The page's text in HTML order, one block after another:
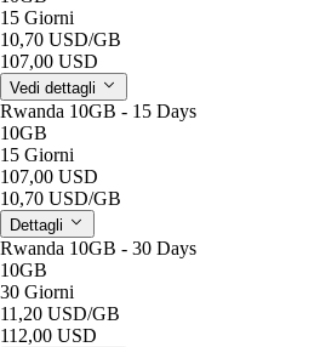
15 Giorni
10,70 USD/GB
107,00 USD
Vedi dettagli
Rwanda 10GB - 15 Days
10GB
15 Giorni
107,00 USD
10,70 USD/GB
Dettagli
Rwanda 10GB - 30 Days
10GB
30 Giorni
11,20 USD/GB
112,00 USD